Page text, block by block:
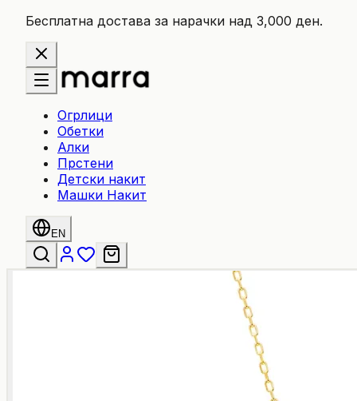
Бесплатна достава за нарачки над 3,000 ден.
Огрлици
Обетки
Алки
Прстени
Детски накит
Машки Накит
EN